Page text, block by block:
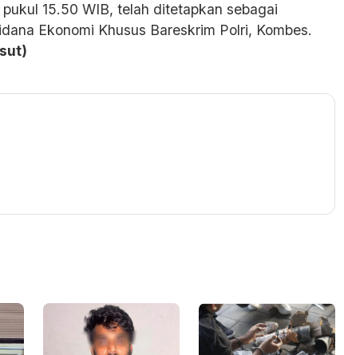
15.50 WIB, telah ditetapkan sebagai
Ekonomi Khusus Bareskrim Polri, Kombes.